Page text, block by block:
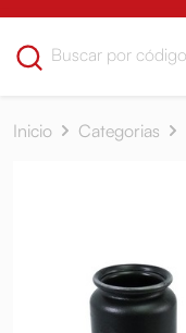
Inicio Categorias